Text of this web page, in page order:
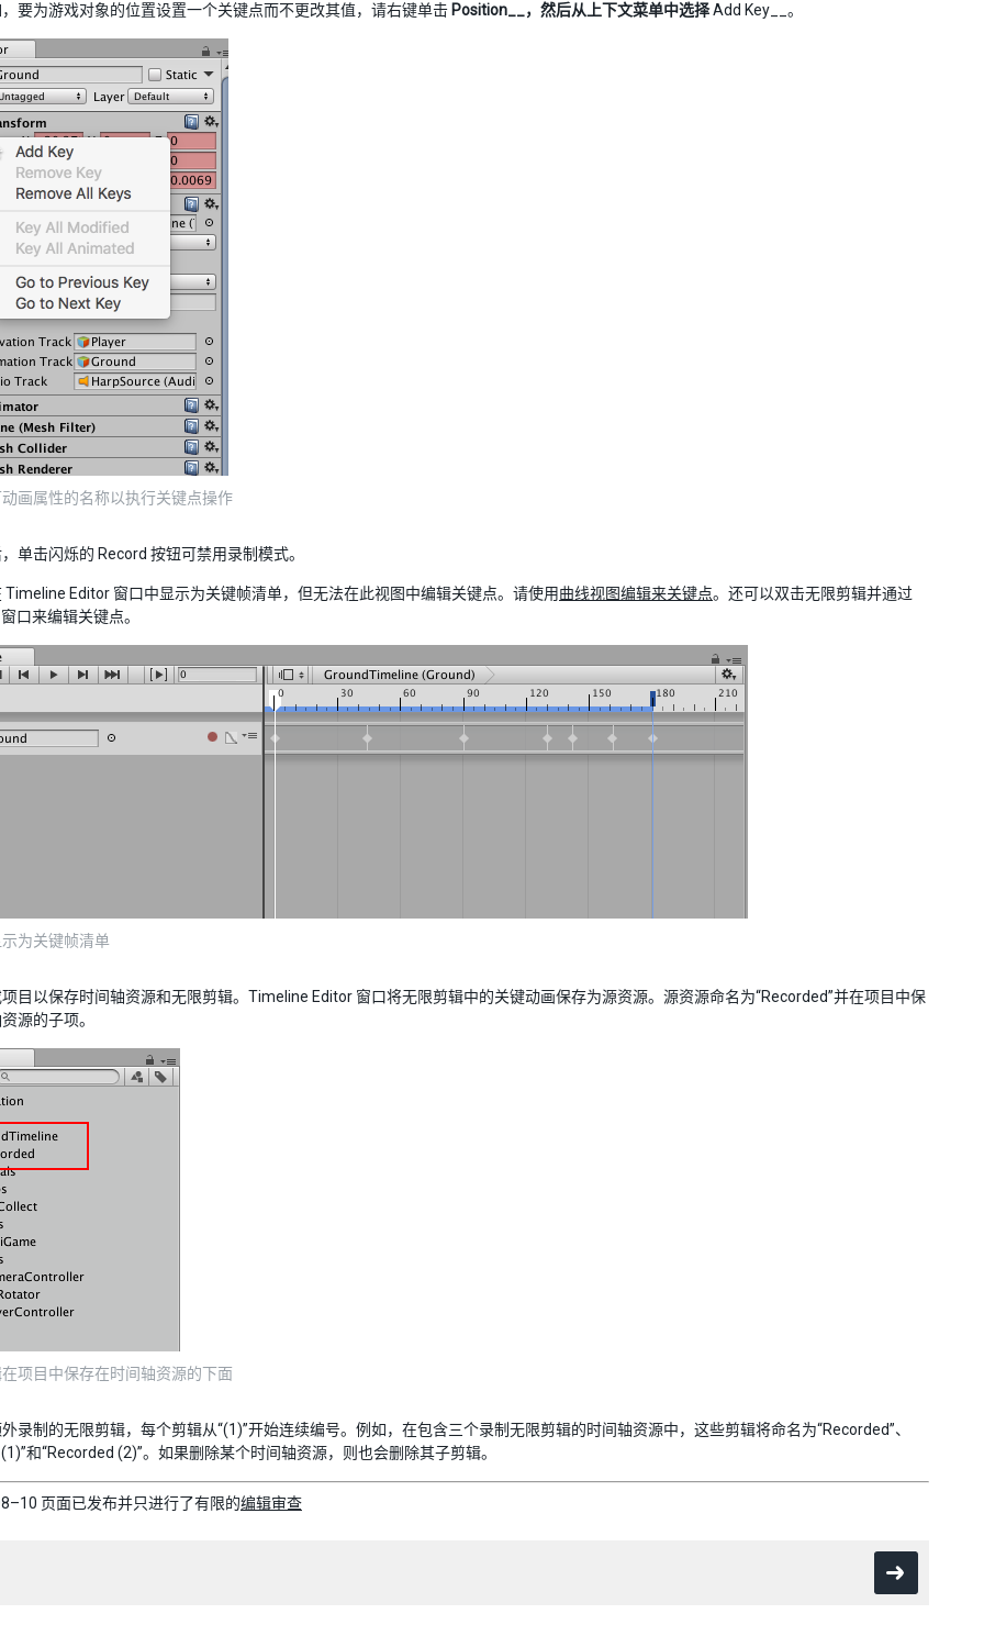
要为游戏对象的位置设置一个关键点而不更改其值，请右键单击 Position__，然后从上下文菜单中选择Add Key__。
画属性的名称以执行关键点操作
单击闪烁的 Record 按钮可禁用录制模式。
Timeline Editor 窗口中显示为关键帧清单，但无法在此视图中编辑关键点。请使用曲线视图编辑来关键点。还可以双击无限剪辑并通过
口来编辑关键点。
为关键帧清单
目以保存时间轴资源和无限剪辑。Timeline Editor 窗口将无限剪辑中的关键动画保存为源资源。源资源命名为“Recorded”并在项目中保
源的子项。
项目中保存在时间轴资源的下面
录制的无限剪辑，每个剪辑从“(1)”开始连续编号。例如，在包含三个录制无限剪辑的时间轴资源中，这些剪辑将命名为“Recorded”、
和“Recorded (2)”。如果删除某个时间轴资源，则也会删除其子剪辑。
页面已发布并只进行了有限的编辑审查